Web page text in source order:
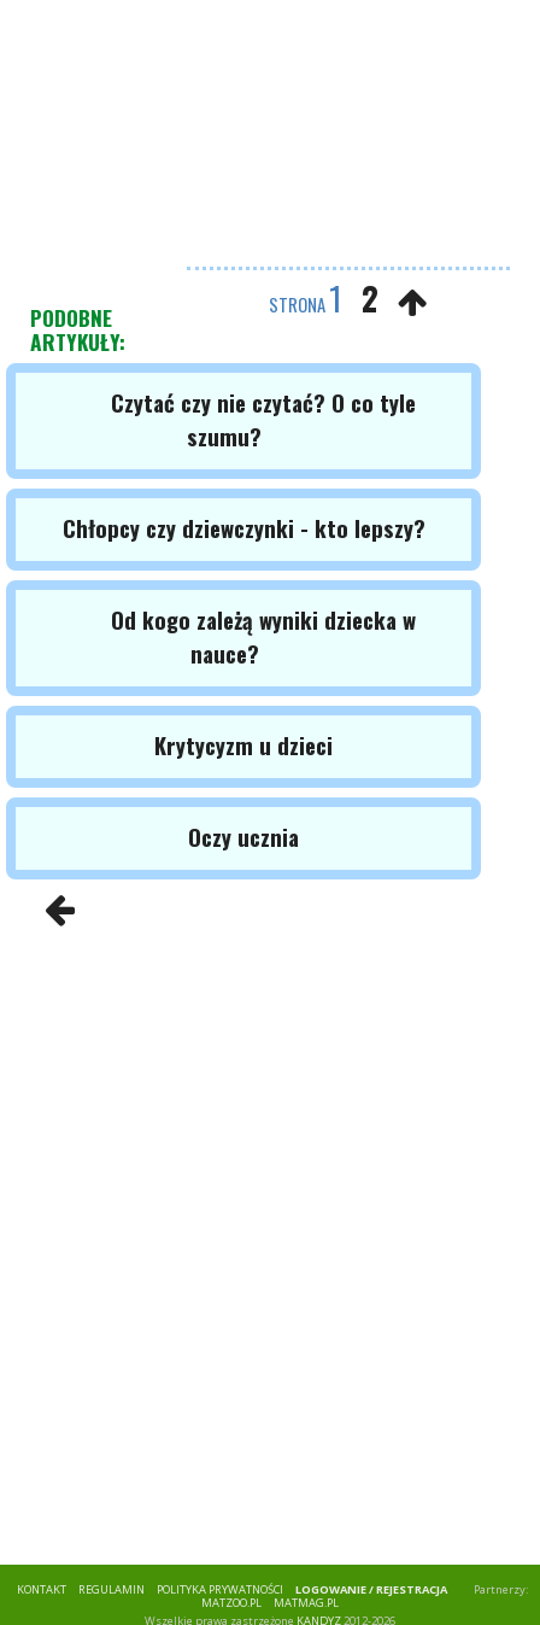
STRONA1 2
PODOBNE
ARTYKUŁY:
Czytać czy nie czytać? O co tyle
szumu?
Chłopcy czy dziewczynki - kto lepszy?
Od kogo zależą wyniki dziecka w
nauce?
Krytycyzm u dzieci
Oczy ucznia
KONTAKT REGULAMIN POLITYKA PRYWATNOŚCI LOGOWANIE / REJESTRACJA
Partnerzy:
MATZOO.PL
MATMAG.PL
Wszelkie prawa zastrzeżone KANDYZ2012-2026